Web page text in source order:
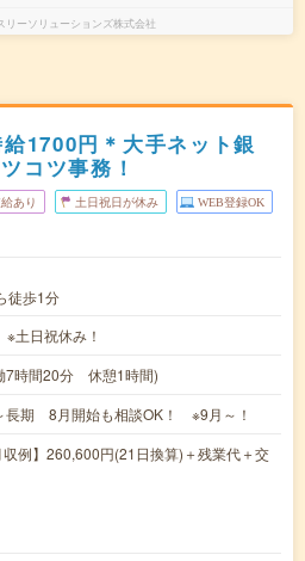
リーソリューションズ株式会社
給1700円＊大手ネット銀
コツ事務！
あり 土日祝日が休み WEB登録OK
徒歩1分
土日祝休み！
7時間20分 休憩1時間)
長期 8月開始も相談OK！ ※9月～！
例】260,600円(21日換算)＋残業代＋交